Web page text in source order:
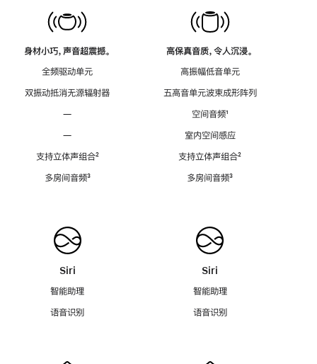
身材小巧，声音超震撼。
全频驱动单元
双振动抵消无源辐射器
—
—
支持立体声组合脚
²
多房间音频脚
³
Siri
智能助理
语音识别
高保真音质，令人沉浸。
高振幅低音单元
五高音单元波束成形阵列
空间音频脚
¹
室内空间感应
支持立体声组合脚
²
多房间音频脚
³
Siri
智能助理
语音识别